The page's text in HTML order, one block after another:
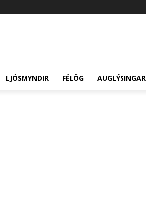
LJÓSMYNDIR FÉLÖG AUGLÝSINGAR